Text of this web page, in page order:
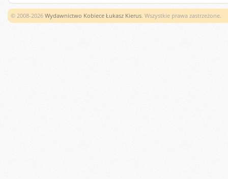
© 2008-2026 Wydawnictwo Kobiece Łukasz Kierus. Wszystkie prawa zastrzeżone.